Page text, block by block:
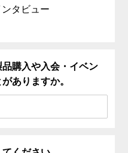
タビュー
購入や入会・イベン
ありますか。